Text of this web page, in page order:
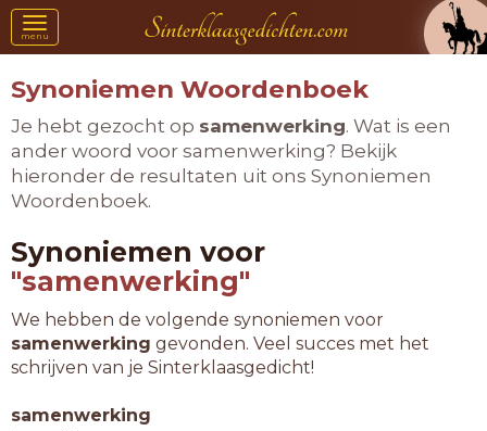
Toggle
navigation
menu
Synoniemen Woordenboek
Je hebt gezocht op samenwerking. Wat is een
ander woord voor samenwerking? Bekijk
hieronder de resultaten uit ons Synoniemen
Woordenboek.
Synoniemen voor
"samenwerking"
We hebben de volgende synoniemen voor
samenwerking gevonden. Veel succes met het
schrijven van je Sinterklaasgedicht!
samenwerking